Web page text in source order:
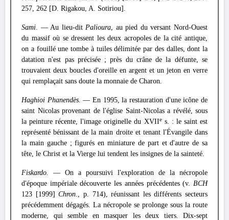
257, 262 [D. Rigakou, A. Sotiriou].
Sami. — Au lieu-ditPalioura, au pied du versant Nord-Ouest
du massif où se dressent les deux acropoles de la cité antique,
on a fouillé une tombe à tuiles délimitée par des dalles, dont la
datation n'est pas précisée ; près du crâne de la défunte, se
trouvaient deux boucles d'oreille en argent et un jeton en verre
qui remplaçait sans doute la monnaie de Charon.
Haghioi Phanendès. — En 1995, la restauration d'une icône de
saint Nicolas provenant de l'église Saint-Nicolas a révélé, sous
la peinture récente, l'image originelle du XVIIes. : le saint est
représenté bénissant de la main droite et tenant l'Évangile dans
la main gauche ; figurés en miniature de part et d'autre de sa
tête, le Christ et la Vierge lui tendent les insignes de la sainteté.
Fiskardo.
— On a poursuivi l'exploration de la nécropole
d'époque impériale découverte les années précédentes (v. BCH
123 [1999]Chron., p. 714), réunissant les différents secteurs
précédemment dégagés. La nécropole se prolonge sous la route
moderne, qui semble en masquer les deux tiers. Dix-sept